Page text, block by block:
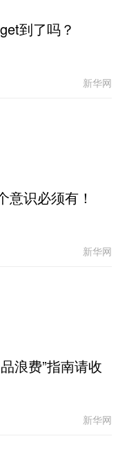
到了吗？
新华网
意识必须有！
新华网
浪费”指南请收
新华网